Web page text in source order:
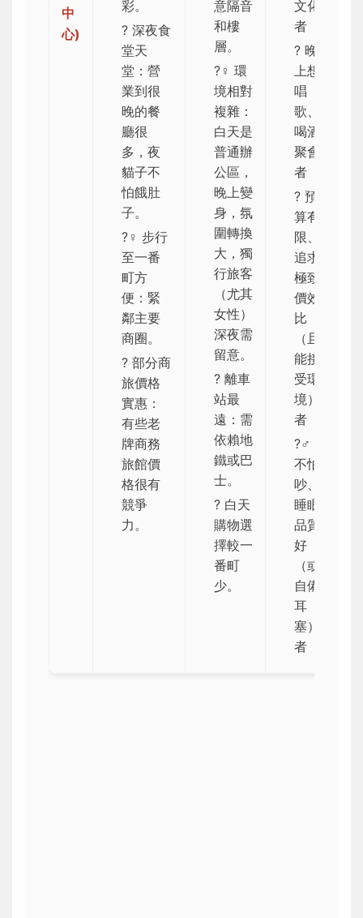
中
心)
彩。
? 深夜食
堂天
堂：營
業到很
晚的餐
廳很
多，夜
貓子不
怕餓肚
子。
?‍♀️ 步行
至一番
町方
便：緊
鄰主要
商圈。
? 部分商
旅價格
實惠：
有些老
牌商務
旅館價
格很有
競爭
力。
意隔音
和樓
層。
?‍♀️ 環
境相對
複雜：
白天是
普通辦
公區，
晚上變
身，氛
圍轉換
大，獨
行旅客
（尤其
女性）
深夜需
留意。
? 離車
站最
遠：需
依賴地
鐵或巴
士。
? 白天
購物選
擇較一
番町
少。
文化
者
? 晚
上想
唱
歌、
喝酒
聚會
者
? 預
算有
限、
追求
極致
價效
比
（且
能接
受環
境）
者
?‍♂️
不怕
吵、
睡眠
品質
好
（或
自備
耳
塞）
者